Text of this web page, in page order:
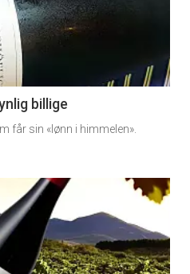
billige
får sin «lønn i himmelen».